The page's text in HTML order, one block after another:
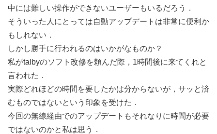
中には難しい操作ができないユーザーもいるだろう．
そういった人にとっては自動アップデートは非常に便利か
もしれない．
しかし勝手に行われるのはいかがなものか？
私がtalbyのソフト改修を頼んだ際，1時間後に来てくれと
言われた．
実際どれほどの時間を要したかは分からないが，サッと済
むものではないという印象を受けた．
今回の無線経由でのアップデートもそれなりに時間が必要
ではないのかと私は思う．